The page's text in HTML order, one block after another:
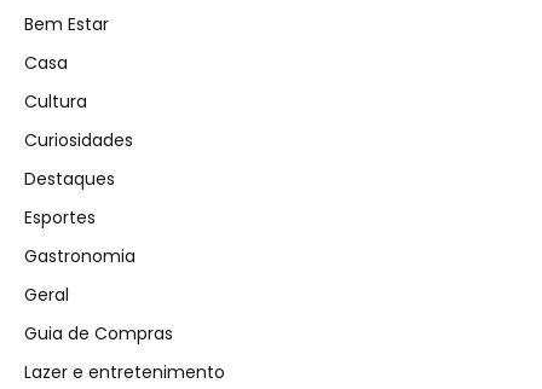
Bem Estar
Casa
Cultura
Curiosidades
Destaques
Esportes
Gastronomia
Geral
Guia de Compras
Lazer e entretenimento